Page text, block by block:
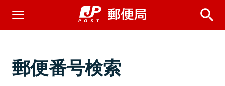
郵便番号検索